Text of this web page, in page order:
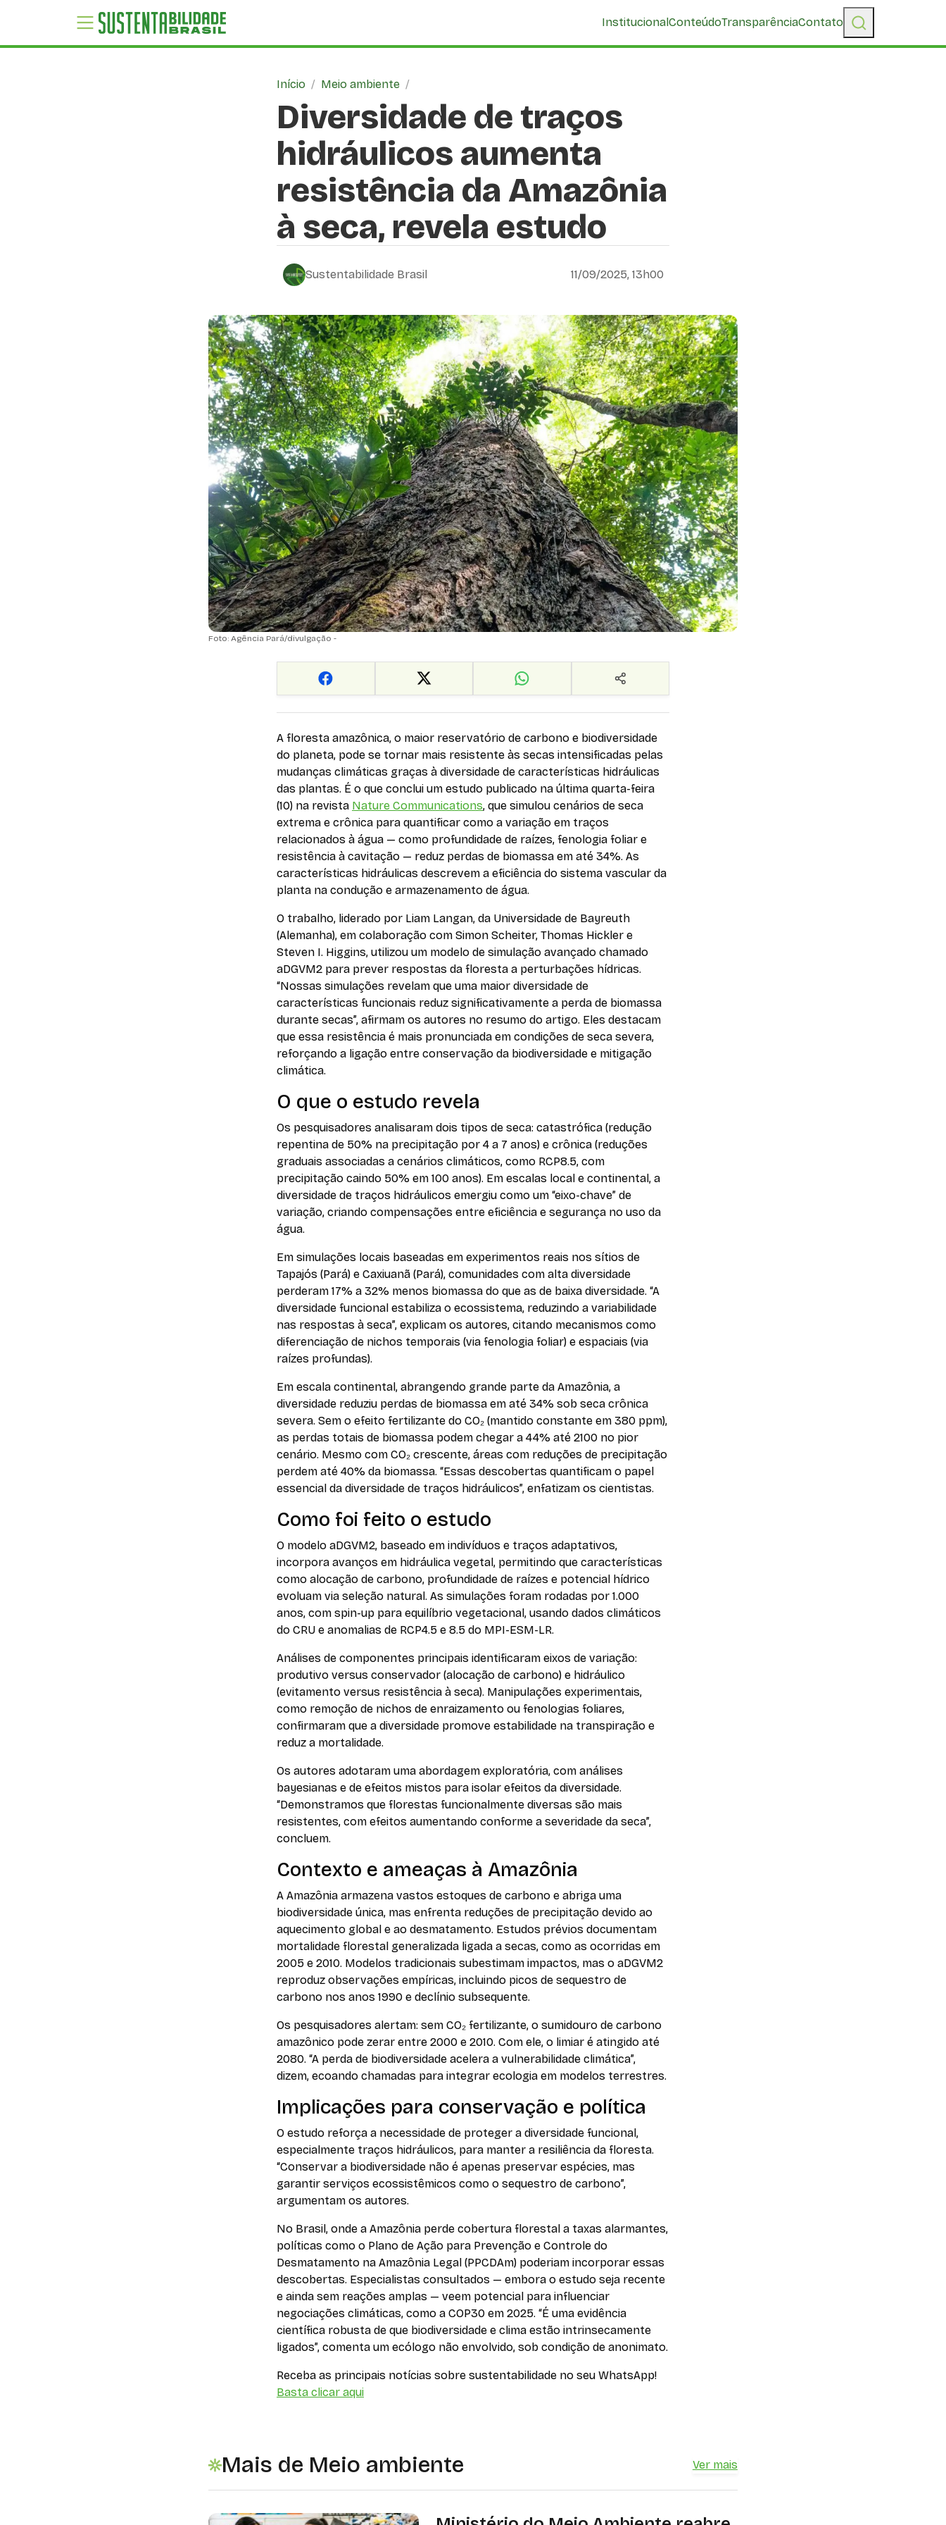
InstitucionalConteúdoTransparênciaContato
Início / Meio ambiente /
Diversidade de traços
hidráulicos aumenta
resistência da Amazônia
à seca, revela estudo
Sustentabilidade Brasil 11/09/2025, 13h00
Foto: Agência Pará/divulgação -
A floresta amazônica, o maior reservatório de carbono e biodiversidade
do planeta, pode se tornar mais resistente às secas intensificadas pelas
mudanças climáticas graças à diversidade de características hidráulicas
das plantas. É o que conclui um estudo publicado na última quarta-feira
(10) na revista Nature Communications, que simulou cenários de seca
extrema e crônica para quantificar como a variação em traços
relacionados à água — como profundidade de raízes, fenologia foliar e
resistência à cavitação — reduz perdas de biomassa em até 34%. As
características hidráulicas descrevem a eficiência do sistema vascular da
planta na condução e armazenamento de água.
O trabalho, liderado por Liam Langan, da Universidade de Bayreuth
(Alemanha), em colaboração com Simon Scheiter, Thomas Hickler e
Steven I. Higgins, utilizou um modelo de simulação avançado chamado
aDGVM2 para prever respostas da floresta a perturbações hídricas.
“Nossas simulações revelam que uma maior diversidade de
características funcionais reduz significativamente a perda de biomassa
durante secas”, afirmam os autores no resumo do artigo. Eles destacam
que essa resistência é mais pronunciada em condições de seca severa,
reforçando a ligação entre conservação da biodiversidade e mitigação
climática.
O que o estudo revela
Os pesquisadores analisaram dois tipos de seca: catastrófica (redução
repentina de 50% na precipitação por 4 a 7 anos) e crônica (reduções
graduais associadas a cenários climáticos, como RCP8.5, com
precipitação caindo 50% em 100 anos). Em escalas local e continental, a
diversidade de traços hidráulicos emergiu como um “eixo-chave” de
variação, criando compensações entre eficiência e segurança no uso da
água.
Em simulações locais baseadas em experimentos reais nos sítios de
Tapajós (Pará) e Caxiuanã (Pará), comunidades com alta diversidade
perderam 17% a 32% menos biomassa do que as de baixa diversidade. “A
diversidade funcional estabiliza o ecossistema, reduzindo a variabilidade
nas respostas à seca”, explicam os autores, citando mecanismos como
diferenciação de nichos temporais (via fenologia foliar) e espaciais (via
raízes profundas).
Em escala continental, abrangendo grande parte da Amazônia, a
diversidade reduziu perdas de biomassa em até 34% sob seca crônica
severa. Sem o efeito fertilizante do CO₂ (mantido constante em 380 ppm),
as perdas totais de biomassa podem chegar a 44% até 2100 no pior
cenário. Mesmo com CO₂ crescente, áreas com reduções de precipitação
perdem até 40% da biomassa. “Essas descobertas quantificam o papel
essencial da diversidade de traços hidráulicos”, enfatizam os cientistas.
Como foi feito o estudo
O modelo aDGVM2, baseado em indivíduos e traços adaptativos,
incorpora avanços em hidráulica vegetal, permitindo que características
como alocação de carbono, profundidade de raízes e potencial hídrico
evoluam via seleção natural. As simulações foram rodadas por 1.000
anos, com spin-up para equilíbrio vegetacional, usando dados climáticos
do CRU e anomalias de RCP4.5 e 8.5 do MPI-ESM-LR.
Análises de componentes principais identificaram eixos de variação:
produtivo versus conservador (alocação de carbono) e hidráulico
(evitamento versus resistência à seca). Manipulações experimentais,
como remoção de nichos de enraizamento ou fenologias foliares,
confirmaram que a diversidade promove estabilidade na transpiração e
reduz a mortalidade.
Os autores adotaram uma abordagem exploratória, com análises
bayesianas e de efeitos mistos para isolar efeitos da diversidade.
“Demonstramos que florestas funcionalmente diversas são mais
resistentes, com efeitos aumentando conforme a severidade da seca”,
concluem.
Contexto e ameaças à Amazônia
A Amazônia armazena vastos estoques de carbono e abriga uma
biodiversidade única, mas enfrenta reduções de precipitação devido ao
aquecimento global e ao desmatamento. Estudos prévios documentam
mortalidade florestal generalizada ligada a secas, como as ocorridas em
2005 e 2010. Modelos tradicionais subestimam impactos, mas o aDGVM2
reproduz observações empíricas, incluindo picos de sequestro de
carbono nos anos 1990 e declínio subsequente.
Os pesquisadores alertam: sem CO₂ fertilizante, o sumidouro de carbono
amazônico pode zerar entre 2000 e 2010. Com ele, o limiar é atingido até
2080. “A perda de biodiversidade acelera a vulnerabilidade climática”,
dizem, ecoando chamadas para integrar ecologia em modelos terrestres.
Implicações para conservação e política
O estudo reforça a necessidade de proteger a diversidade funcional,
especialmente traços hidráulicos, para manter a resiliência da floresta.
“Conservar a biodiversidade não é apenas preservar espécies, mas
garantir serviços ecossistêmicos como o sequestro de carbono”,
argumentam os autores.
No Brasil, onde a Amazônia perde cobertura florestal a taxas alarmantes,
políticas como o Plano de Ação para Prevenção e Controle do
Desmatamento na Amazônia Legal (PPCDAm) poderiam incorporar essas
descobertas. Especialistas consultados — embora o estudo seja recente
e ainda sem reações amplas — veem potencial para influenciar
negociações climáticas, como a COP30 em 2025. “É uma evidência
científica robusta de que biodiversidade e clima estão intrinsecamente
ligados”, comenta um ecólogo não envolvido, sob condição de anonimato.
Receba as principais notícias sobre sustentabilidade no seu WhatsApp!
Basta clicar aqui
Mais de Meio ambiente Ver mais